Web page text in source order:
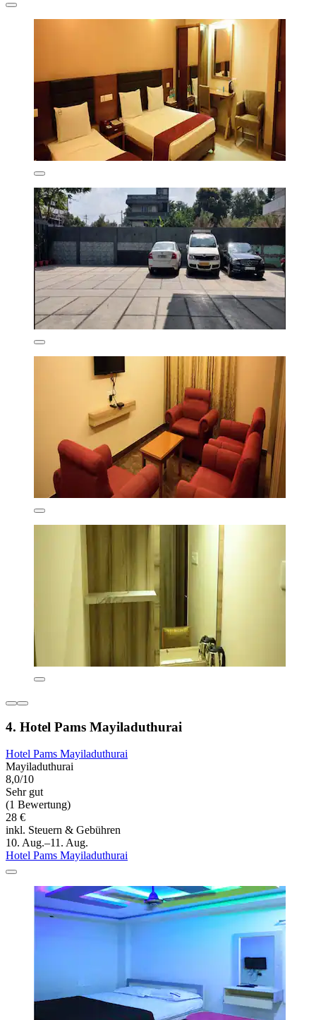
4. Hotel Pams Mayiladuthurai
Hotel Pams Mayiladuthurai
Mayiladuthurai
8,0/10
Sehr gut
(1 Bewertung)
28 €
inkl. Steuern & Gebühren
10. Aug.–11. Aug.
Hotel Pams Mayiladuthurai